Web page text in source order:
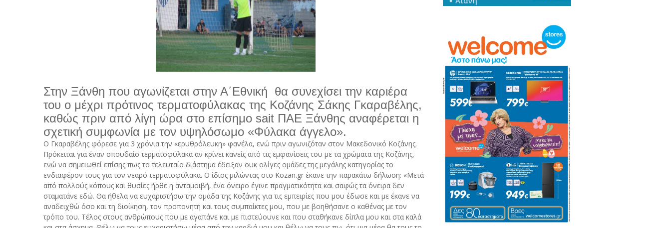
Στην Ξάνθη που αγωνίζεται στην Α΄Εθνική θα συνεχίσει την καριέρα
του ο μέχρι πρότινος τερματοφύλακας της Κοζάνης Σάκης Γκαραβέλης,
καθώς πριν από λίγη ώρα στο επίσημο sait ΠΑΕ Ξάνθης αναφέρεται η
σχετική συμφωνία με τον υψηλόσωμο «Φύλακα άγγελο».
Ο Γκαραβέλης φόρεσε για 3 χρόνια την «ερυθρόλευκη» φανέλα, ενώ πριν αγωνιζόταν στον Μακεδονικό Κοζάνης.
Πρόκειται για έναν σπουδαίο τερματοφύλακα αν κρίνει κανείς από τις εμφανίσεις του με τα χρώματα της Κοζάνης,
ενώ να σημειωθεί επίσης πως το τελευταίο διάστημα έδειξαν ουκ ολίγες ομάδες της μεγάλης κατηγορίας το
ενδιαφέρον τους για τον νεαρό τερματοφύλακα. Ο ίδιος μιλώντας στο Kozan.gr έκανε την παρακάτω δήλωση: «Μετά
από πολλούς κόπους και θυσίες ήρθε η ανταμοιβή, ένα όνειρο έγινε πραγματικότητα και σαφώς τα όνειρα δεν
σταματάνε εδώ. Θα ήθελα να ευχαριστήσω την ομάδα της Κοζάνης για τις εμπειρίες που μου έδωσε και με έκανε να
αναδειχθώ όσο και τη διοίκηση, τον προπονητή και τους συμπαίκτες μου, που με βοηθήσανε ο καθένας με τον
τρόπο του. Τέλος στους ανθρώπους που με αγαπάνε και με πιστεύουνε και που σταθήκανε δίπλα μου και στα καλά